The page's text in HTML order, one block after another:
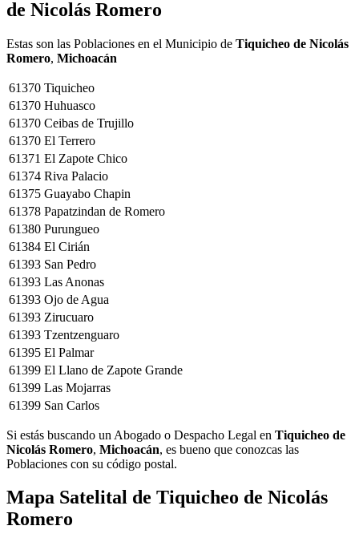
de Nicolás Romero
Estas son las Poblaciones en el Municipio de Tiquicheo de Nicolás
Romero, Michoacán
61370 Tiquicheo
61370 Huhuasco
61370 Ceibas de Trujillo
61370 El Terrero
61371 El Zapote Chico
61374 Riva Palacio
61375 Guayabo Chapin
61378 Papatzindan de Romero
61380 Purungueo
61384 El Cirián
61393 San Pedro
61393 Las Anonas
61393 Ojo de Agua
61393 Zirucuaro
61393 Tzentzenguaro
61395 El Palmar
61399 El Llano de Zapote Grande
61399 Las Mojarras
61399 San Carlos
Si estás buscando un Abogado o Despacho Legal en Tiquicheo de
Nicolás Romero, Michoacán, es bueno que conozcas las
Poblaciones con su código postal.
Mapa Satelital de Tiquicheo de Nicolás
Romero